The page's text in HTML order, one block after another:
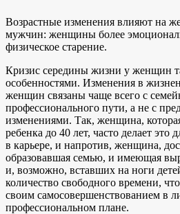
Возрастные изменения влияют на
мужчин: женщины более
физическое старение.
Кризис середины жизни у женщин
особенностями. Изменения в
женщин связаны чаще всего с
профессионального пути, а не с
изменениями. Так, женщина,
ребенка до 40 лет, часто делает это
в карьере, и напротив, женщина,
образовавшая семью, и имеющая
и, возможно, вставших на ноги
количество свободного времени,
своим самосовершенствованием в
профессиональном плане.